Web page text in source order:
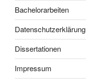
Bachelorarbeiten
Datenschutzerklärung
Dissertationen
Impressum